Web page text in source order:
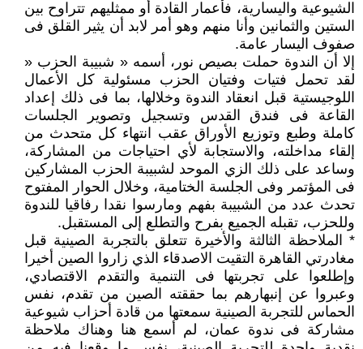
الشيوعية واليسارية، فأعمار القادة أو ممثليهم تتراوح بين
الستين والثمانين وأنا منهم وهو أمر لابد أن يثير القلق فى
صفوف اليسار عامة.
إلا أن الندوة حملت بصيص نور، أسمه « شبيبة الحزب «
لقد تحمل فتيات وفتيان الحزب مسئولية كل الأعمال
اللوجيستية قبل انعقاد الندوة وخلالها، بما فى ذلك إعداد
القاعة فى فندق القدس وتسجيل وتصوير الجلسات
كاملة وطبع وتوزيع الأوراق عقب انتهاء كل متحدث من
إلقاء مداخلته، والاستجابة لأي احتياجات من المشاركة،
وساعد على ذلك الزي الموحد لشبيبة الحزب المشاركين
فى المؤتمر وفى الجلسة الختامية، وخلال الحوار المفتوح
تحدث عدد من الشبيبة بفهم ومارسوا نقدا رفاقيا للندوة
وللحزب، تقبله الجميع بفرح والتطلع إلى المستقبل.
* الملاحظة الثالثة والأخيرة تتعلق بالتجربة الصينية قبل
مغادرتي القاهرة التقيت الاصدقاء الذي زاروا الصين أخيرا
وإطلعوا على تجربتها فى التنمية والتقدم الاقتصادي،
وعبروا عن إنبهارهم بما حققته الصين من تقدم، نفس
الحماس للتجربة الصينية سمعتها من قادة أحزاب شيوعية
مشاركة فى ندوة عمان، لم أسمع هنا وهناك ملاحظة